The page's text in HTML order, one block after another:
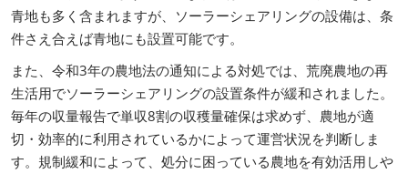
青地も多く含まれますが、ソーラーシェアリングの設備は、条
件さえ合えば青地にも設置可能です。
また、令和3年の農地法の通知による対処では、荒廃農地の再
生活用でソーラーシェアリングの設置条件が緩和されました。
毎年の収量報告で単収8割の収穫量確保は求めず、農地が適
切・効率的に利用されているかによって運営状況を判断しま
す。規制緩和によって、処分に困っている農地を有効活用しや